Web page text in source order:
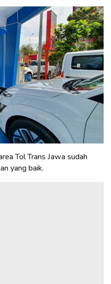
Tol Trans Jawa sudah
yang baik.